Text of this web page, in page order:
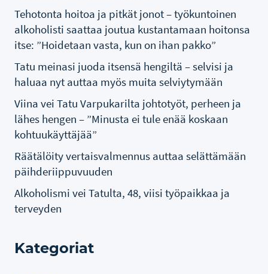
Tehotonta hoitoa ja pitkät jonot – työkuntoinen
alkoholisti saattaa joutua kustantamaan hoitonsa
itse: ”Hoidetaan vasta, kun on ihan pakko”
Tatu meinasi juoda itsensä hengiltä – selvisi ja
haluaa nyt auttaa myös muita selviytymään
Viina vei Tatu Varpukarilta johtotyöt, perheen ja
lähes hengen – ”Minusta ei tule enää koskaan
kohtuukäyttäjää”
Räätälöity vertaisvalmennus auttaa selättämään
päihderiippuvuuden
Alkoholismi vei Tatulta, 48, viisi työpaikkaa ja
terveyden
Kategoriat